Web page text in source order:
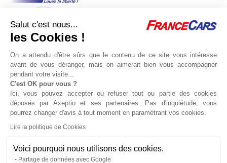
Salut c'est nous...
les Cookies !
On a attendu d'être sûrs que le contenu de ce site vous intéresse
avant de vous déranger, mais on aimerait bien vous accompagner
pendant votre visite...
C'est OK pour vous ?
Ici, vous pouvez accepter ou refuser tout ou partie des cookies
déposés par Axeptio et ses partenaires. Pas d'inquiétude, vous
pourrez changer d'avis à tout moment en paramétrant vos cookies.
Lire la politique de Cookies
Voici pourquoi nous utilisons des cookies.
Partage de données avec Google
Jeu concours Delta
Qui sommes nous ?
Partenaires
Actualités
Recrutement
Nous contacter
Location voitures Location utilitaires